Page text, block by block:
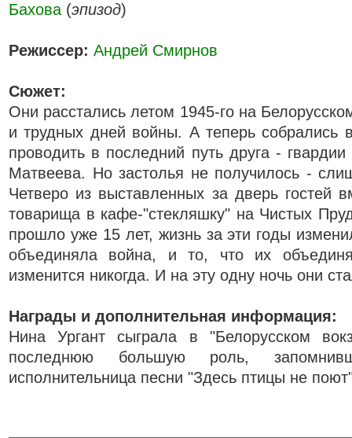
Бахова (эпизод)
Режиссер: Андрей Смирнов
Сюжет:
Они расстались летом 1945-го на
и трудных дней войны. А теперь собрались
проводить в последний путь друга -
Матвеева. Но застолья не получилось -
Четверо из выставленных за дверь гостей
товарища в кафе-"стекляшку" на Чистых
прошло уже 15 лет, жизнь за эти годы
объединяла война, и то, что их
изменится никогда. И на эту одну ночь они
Награды и дополнительная информация:
Нина Ургант сыграла в "Белорусском
последнюю большую роль,
исполнительница песни "Здесь птицы не